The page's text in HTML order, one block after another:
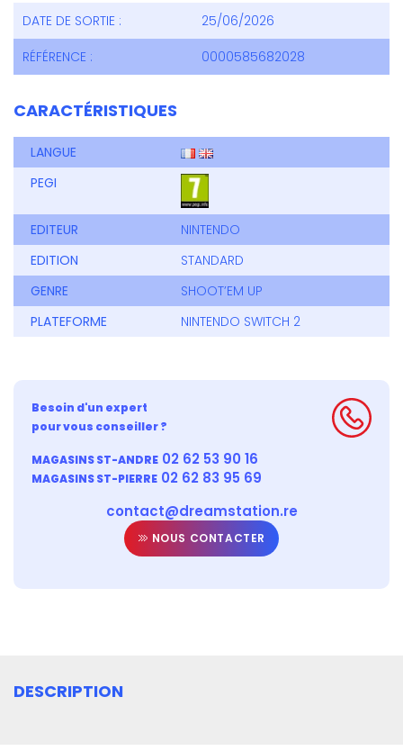
DATE DE SORTIE :
25/06/2026
RÉFÉRENCE :
0000585682028
CARACTÉRISTIQUES
LANGUE
PEGI
EDITEUR
NINTENDO
EDITION
STANDARD
GENRE
SHOOT’EM UP
PLATEFORME
NINTENDO SWITCH 2
Besoin d'un expert
pour vous conseiller ?
MAGASINS ST-ANDRE 02 62 53 90 16
MAGASINS ST-PIERRE 02 62 83 95 69
contact@dreamstation.re
NOUS CONTACTER
DESCRIPTION